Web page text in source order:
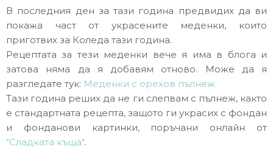
В последния ден за тази година предвидих да ви
покажа част от украсените меденки, които
приготвих за Коледа тази година.
Рецептата за тези меденки вече я има в блога и
затова няма да я добавям отново. Може да я
разгледате тук: Меденки с орехов пълнеж.
Тази година реших да не ги слепвам с пълнеж, както
е стандартната рецепта, защото ги украсих с фондан
и фонданови картинки, поръчани онлайн от
"Сладката къща".